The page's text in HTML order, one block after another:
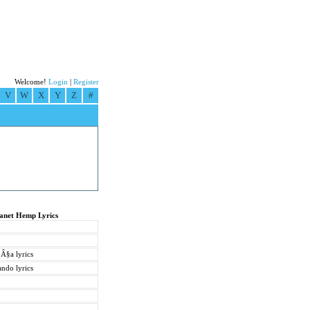
Welcome! Login Register
V W X Y Z #
Hemp Lyrics
lyrics
lyrics